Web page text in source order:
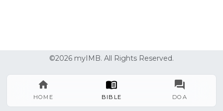
HOME BIBLE DOA
©2026 myIMB. All Rights Reserved.